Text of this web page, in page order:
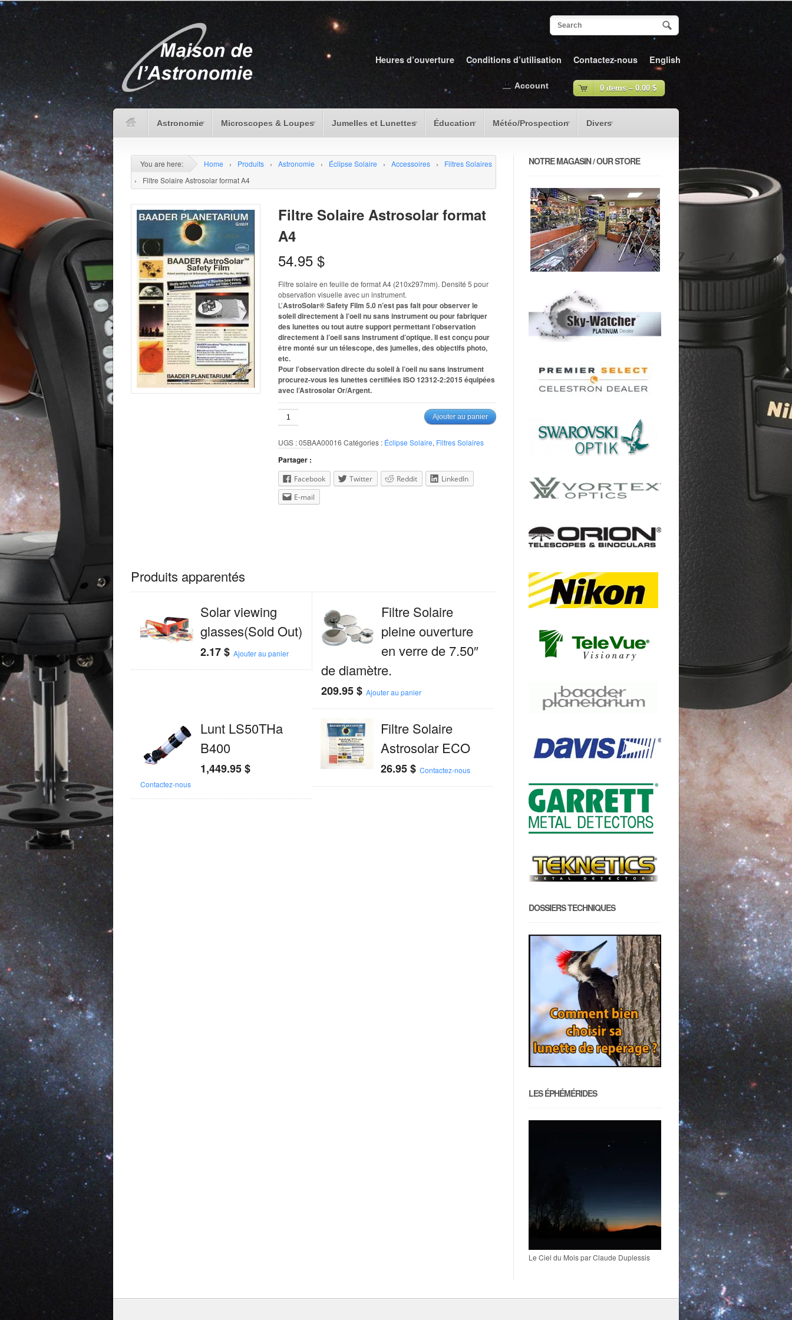
Heures d’ouverture Conditions d’utilisation Contactez-nous English
Astronomie Microscopes & Loupes Jumelles et Lunettes Éducation Météo/Prospection Divers
0 items – 0.00 $
Account
You are here: Home › Produits › Astronomie › Éclipse Solaire › Accessoires ›
Filtres Solaires
›
Filtre Solaire Astrosolar format A4
Filtre Solaire Astrosolar format
A4
54.95 $
Filtre solaire en feuille de format A4 (210x297mm). Densité 5 pour
observation visuelle avec un instrument.
L’AstroSolar®Safety Film 5.0 n’est pas fait pour observer le
soleil directement à l’oeil nu sans instrument ou pour fabriquer
des lunettes ou tout autre support permettant l’observation
directement à l’oeil sans instrument d’optique. Il est conçu pour
être monté sur un télescope, des jumelles, des objectifs photo,
etc.
Pour l’observation directe du soleil à l’oeil nu sans instrument
procurez-vous les lunettes certifiées ISO 12312-2:2015 équipées
avec l’Astrosolar Or/Argent.
quantité
de
Solaire
Astrosolar
format
A4
Ajouter au panier
UGS :05BAA00016 Catégories : Éclipse Solaire, Filtres Solaires
Partager :
Facebook Twitter Reddit
LinkedIn
E-mail
Produits apparentés
Solar viewing
glasses(Sold Out)
2.17$ Ajouter au panier
Filtre Solaire
pleine ouverture
en verre de 7.50″
de diamètre.
209.95$ Ajouter au panier
Lunt LS50THa
B400
1,449.95$
Contactez-nous
Filtre Solaire
Astrosolar ECO
26.95$ Contactez-nous
NOTRE MAGASIN / OUR STORE
DOSSIERS TECHNIQUES
LES ÉPHÉMÉRIDES
Le Ciel du Mois par Claude Duplessis